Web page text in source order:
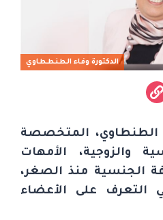
الدكتورة وفاء الطنططاوي
الطنطاوي، المتخصصة
والزوجية، الأمهات
الجنسية منذ الصغر،
التعرف على الأعضاء